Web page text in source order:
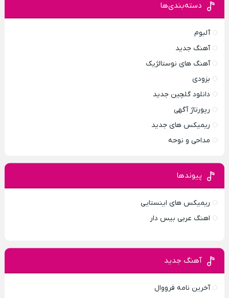
دسته‌بندی‌ها
آلبوم
آهنگ جدید
آهنگ های نوستالژیک
بزودی
دانلود گلچین جدید
رپورتاژ آگهی
ریمیکس های جدید
مداحی و نوحه
پیوندها
ریمیکس های اینستایی
اهنگ عربی بیس دار
آهنگ جدید
آخرین نامه فرووال